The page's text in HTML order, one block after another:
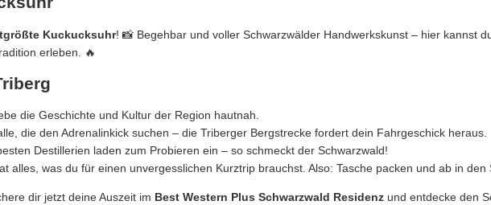
Kuckucksuhr! 📸 Begehbar und voller Schwarzwälder Handwerkskunst – hier kannst
erleben. 🔥
die Geschichte und Kultur der Region hautnah.
die den Adrenalinkick suchen – die Triberger Bergstrecke fordert dein Fahrgeschick heraus.
Destillerien laden zum Probieren ein – so schmeckt der Schwarzwald!
alles, was du für einen unvergesslichen Kurztrip brauchst. Also: Tasche packen und ab in den
dir jetzt deine Auszeit im Best Western Plus Schwarzwald Residenz und entdecke den